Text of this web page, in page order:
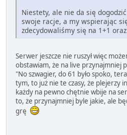
Niestety, ale nie da się
swoje racje, a my wspierając
zdecydowaliśmy się na 1+1
Serwer jeszcze nie ruszył więc
obstawiam, że na live przynajmniej
"No szwagier, do 61 było spoko,
tym, to już nie te czasy, że plejerzy
każdy na pewno chętnie wbije na
to, że przynajmniej byle jakie, ale
grę